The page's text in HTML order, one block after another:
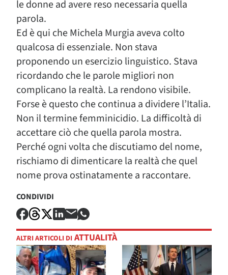
le donne ad avere reso necessaria quella
parola.
Ed è qui che Michela Murgia aveva colto
qualcosa di essenziale. Non stava
proponendo un esercizio linguistico. Stava
ricordando che le parole migliori non
complicano la realtà. La rendono visibile.
Forse è questo che continua a dividere l’Italia.
Non il termine femminicidio. La difficoltà di
accettare ciò che quella parola mostra.
Perché ogni volta che discutiamo del nome,
rischiamo di dimenticare la realtà che quel
nome prova ostinatamente a raccontare.
CONDIVIDI
ALTRI ARTICOLI DI ATTUALITÀ